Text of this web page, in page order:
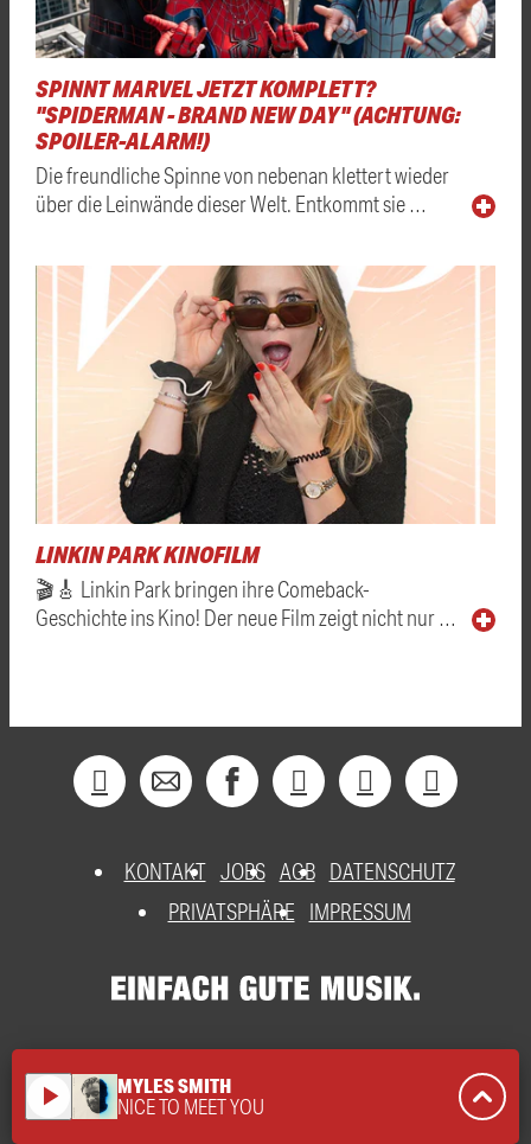
SPINNT MARVEL JETZT KOMPLETT?
"SPIDERMAN - BRAND NEW DAY" (ACHTUNG:
SPOILER-ALARM!)
Die freundliche Spinne von nebenan klettert wieder
über die Leinwände dieser Welt. Entkommt sie …
LINKIN PARK KINOFILM
🎬🎸 Linkin Park bringen ihre Comeback-
Geschichte ins Kino! Der neue Film zeigt nicht nur …
KONTAKT JOBS AGB DATENSCHUTZ
PRIVATSPHÄRE
IMPRESSUM
play_arrow MYLES SMITH
NICE TO MEET YOU